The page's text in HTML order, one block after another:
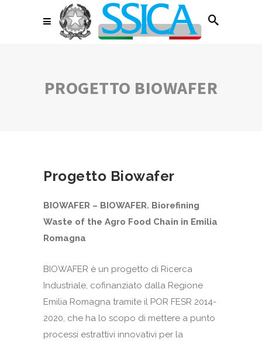
PROGETTO BIOWAFER
Progetto Biowafer
BIOWAFER – BIOWAFER. Biorefining
Waste of the Agro Food Chain in Emilia
Romagna
BIOWAFER è un progetto di Ricerca
Industriale, cofinanziato dalla Regione
Emilia Romagna tramite il POR FESR 2014-
2020, che ha lo scopo di mettere a punto
processi estrattivi innovativi per la